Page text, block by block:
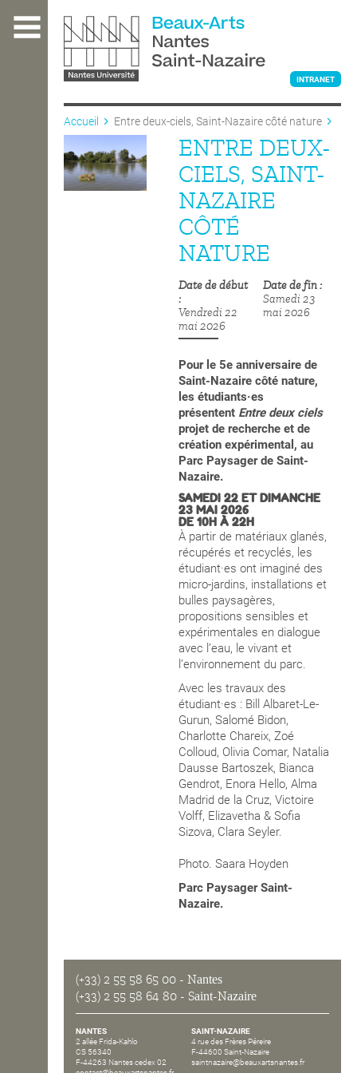
contenu
L'ÉCOLE
INTRANET
Accueil Entre deux-ciels, Saint-Nazaire côté nature
ENTRE DEUX-
CIELS, SAINT-
NAZAIRE
CÔTÉ
NATURE
Date de début
Vendredi 22
mai 2026
Date de fin
Samedi 23
mai 2026
Pour le 5e anniversaire de
Saint-Nazaire côté nature,
les étudiants·es
présentent Entre deux ciels
projet de recherche et de
création expérimental, au
Parc Paysager de Saint-
Nazaire.
SAMEDI 22 ET DIMANCHE
23 MAI 2026
DE 10H À 22H
À partir de matériaux glanés,
récupérés et recyclés, les
étudiant·es ont imaginé des
micro-jardins, installations et
bulles paysagères,
propositions sensibles et
expérimentales en dialogue
avec l’eau, le vivant et
l’environnement du parc.
Avec les travaux des
étudiant·es : Bill Albaret-Le-
Gurun, Salomé Bidon,
Charlotte Chareix, Zoé
Colloud, Olivia Comar, Natalia
Dausse Bartoszek, Bianca
Gendrot, Enora Hello, Alma
Madrid de la Cruz, Victoire
Volff, Elizavetha & Sofia
Sizova, Clara Seyler.
Photo. Saara Hoyden
Parc Paysager Saint-
Nazaire.
(+33) 2 55 58 65 00 - Nantes
(+33) 2 55 58 64 80 - Saint-Nazaire
NANTES
2 allée Frida-Kahlo
CS 56340
F-44263 Nantes cedex 02
SAINT-NAZAIRE
4 rue des Frères Péreire
F-44600 Saint-Nazaire
saintnazaire@beauxartsnantes.fr